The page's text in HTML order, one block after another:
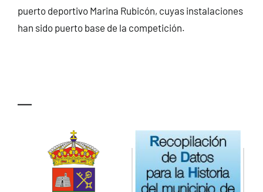
puerto deportivo Marina Rubicón, cuyas instalaciones
han sido puerto base de la competición.
—